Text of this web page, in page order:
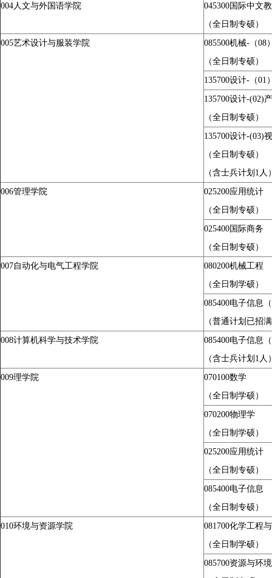
004人文与外国语学院 045300国际中文
（全日制专硕）
005艺术设计与服装学院 085500机械-（08
（全日制专硕）
135700设计- （01
135700设计-(02)
（全日制专硕）
135700设计-(03)
（全日制专硕）
（含士兵计划1人
006管理学院 025200应用统计
（全日制专硕）
025400国际商务
（全日制专硕）
007自动化与电气工程学院 080200机械工程
（全日制学硕）
085400电子信息
（普通计划已招
008计算机科学与技术学院 085400电子信息
（含士兵计划1人
009理学院 070100数学
（全日制学硕）
070200物理学
（全日制学硕）
025200应用统计
（全日制专硕）
085400电子信息
（全日制专硕）
010环境与资源学院 081700化学工程
（全日制学硕）
085700资源与环境